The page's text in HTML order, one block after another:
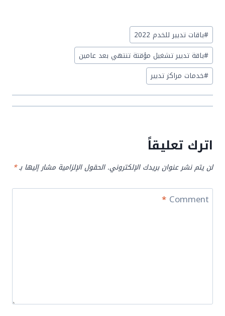
Post
Tags:
#باقات تدبير للخدم 2022
#باقة تدبير تشغيل مؤقتة تنتهي بعد عامين
#خدمات مراكز تدبير
اترك تعليقاً
لن يتم نشر عنوان بريدك الإلكتروني. الحقول الإلزامية مشار إليها بـ*
Comment
*